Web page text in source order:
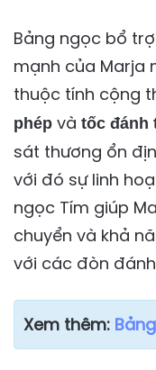
Bảng ngọc bổ
mạnh của Marja
thuộc tính cộng
phép và tốc đánh
sát thương ổn
với đó sự linh
ngọc Tím giúp
chuyển và khả
với các đòn
Xem thêm: